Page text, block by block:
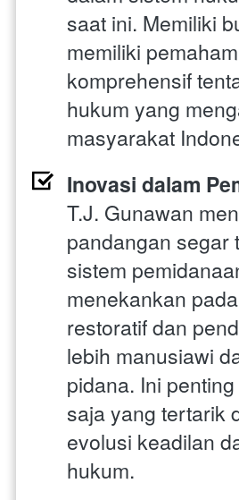
saat ini. Memiliki
memiliki
komprehensif
hukum yang
masyarakat
Inovasi dalam
T.J. Gunawan
pandangan segar
sistem
menekankan
restoratif dan
lebih manusiawi
pidana. Ini
saja yang tertarik
evolusi keadilan
hukum.